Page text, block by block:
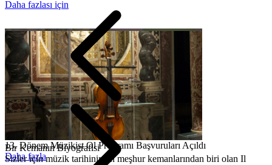
13. Dönem Müzikist Ol Programı Başvuruları Açıldı
Daha fazla
Bir Kemanın Biyografisi
Sizler için müzik tarihinin en meşhur kemanlarından biri olan Il
Daha fazlası için